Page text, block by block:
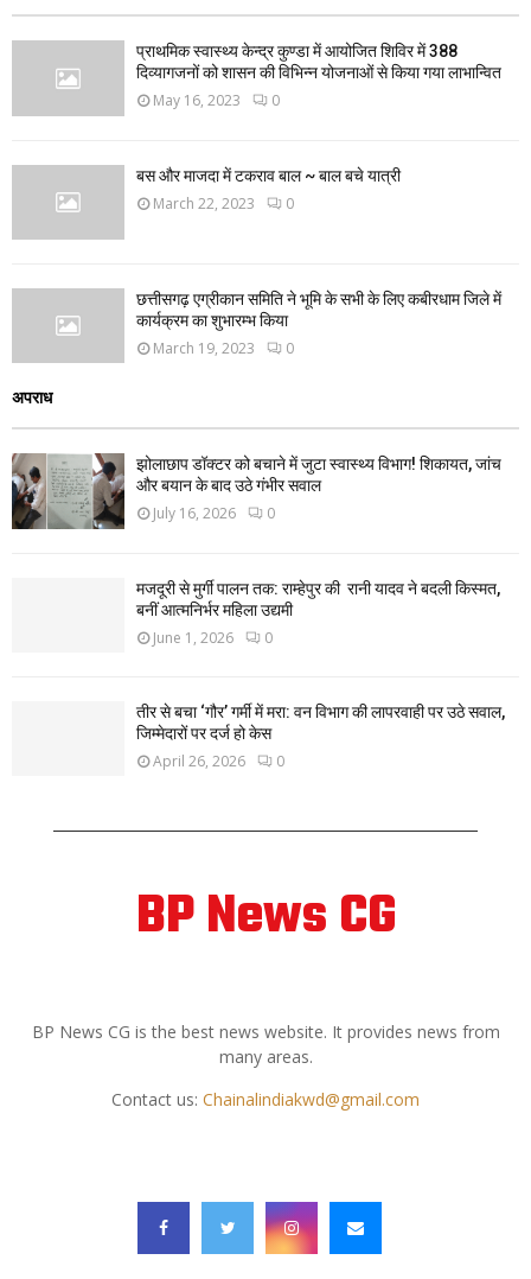
प्राथमिक स्वास्थ्य केन्द्र कुण्डा में आयोजित शिविर में 388
दिव्यागजनों को शासन की विभिन्न योजनाओं से किया गया लाभान्वित
May 16, 2023 0
बस और माजदा में टकराव बाल ~ बाल बचे यात्री
March 22, 2023 0
छत्तीसगढ़ एग्रीकान समिति ने भूमि के सभी के लिए कबीरधाम जिले में
कार्यक्रम का शुभारम्भ किया
March 19, 2023 0
अपराध
झोलाछाप डॉक्टर को बचाने में जुटा स्वास्थ्य विभाग! शिकायत, जांच
और बयान के बाद उठे गंभीर सवाल
July 16, 2026 0
मजदूरी से मुर्गी पालन तक: राम्हेपुर की रानी यादव ने बदली किस्मत,
बनीं आत्मनिर्भर महिला उद्यमी
June 1, 2026 0
तीर से बचा ‘गौर’ गर्मी में मरा: वन विभाग की लापरवाही पर उठे सवाल,
जिम्मेदारों पर दर्ज हो केस
April 26, 2026 0
BP News CG
BP News CG is the best news website. It provides news from
many areas.
Contact us: Chainalindiakwd@gmail.com